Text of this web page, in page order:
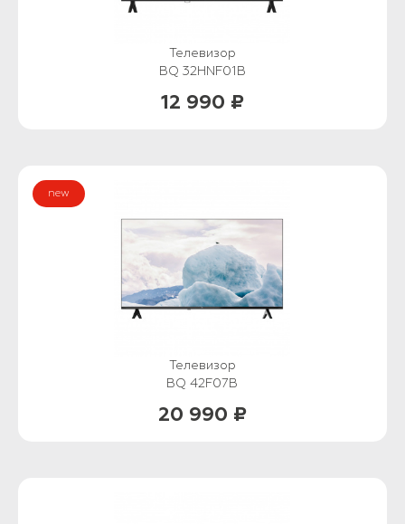
Телевизор
BQ 32HNF01B
12 990 ₽
new
Телевизор
BQ 42F07B
20 990 ₽